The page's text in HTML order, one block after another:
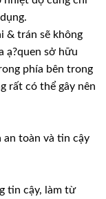
& trán sẽ không
ạ?quen sở hữu
phía bên trong
rất có thể gây nên
an toàn và tin cậy
tin cậy, làm từ